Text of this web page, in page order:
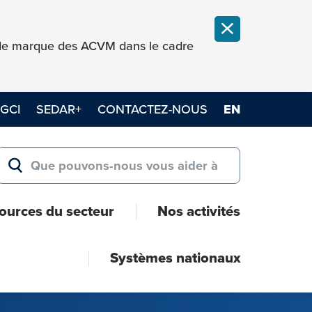
marque des ACVM dans le cadre FERMER LA
GCI SEDAR+ CONTACTEZ-NOUS EN
for:
RECHERCHER
du secteur Nos activités
Systèmes nationaux